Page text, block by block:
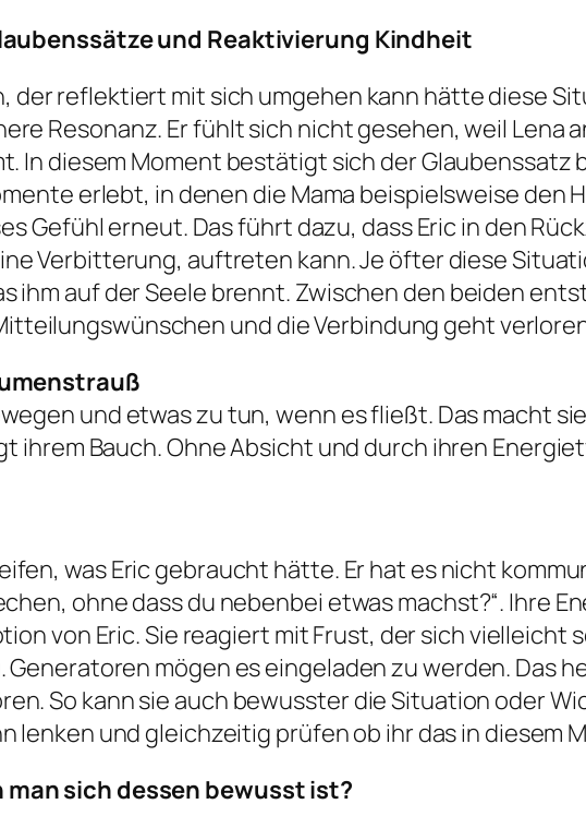
und Reaktivierung Kindheit
der reflektiert mit sich umgehen kann hätte diese
Resonanz. Er fühlt sich nicht gesehen, weil Lena
In diesem Moment bestätigt sich der Glaubenssatz
erlebt, in denen die Mama beispielsweise den
Gefühl erneut. Das führt dazu, dass Eric in den
Verbitterung, auftreten kann. Je öfter diese
ihm auf der Seele brennt. Zwischen den beiden
und die Verbindung geht
und etwas zu tun, wenn es fließt. Das macht
ihrem Bauch. Ohne Absicht und durch ihren
was Eric gebraucht hätte. Er hat es nicht
ohne dass du nebenbei etwas machst?“. Ihre
von Eric. Sie reagiert mit Frust, der sich
mögen es eingeladen zu werden. Das
So kann sie auch bewusster die Situation oder
lenken und gleichzeitig prüfen ob ihr das in diesem
sich dessen bewusst ist?